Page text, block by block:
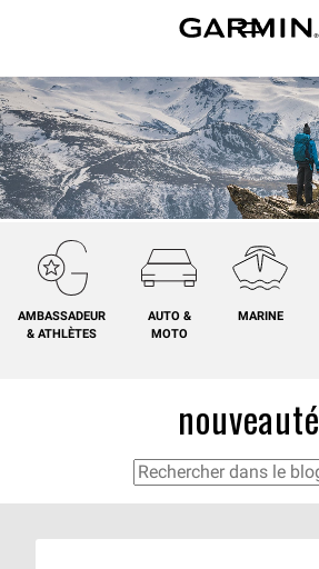
AMBASSADEUR
& ATHLÈTES
AUTO &
MOTO
MARINE
nouveauté